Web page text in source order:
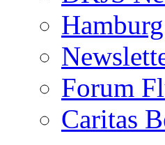
Forum
Caritas